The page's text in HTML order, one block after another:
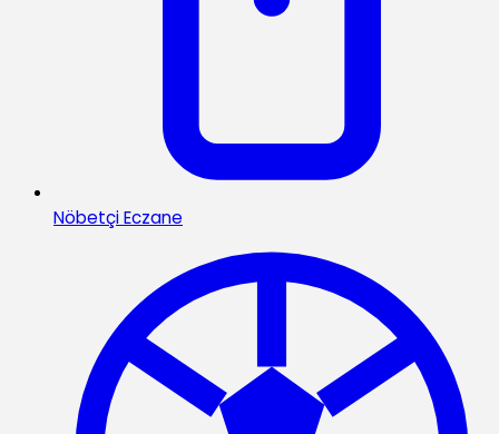
Nöbetçi Eczane